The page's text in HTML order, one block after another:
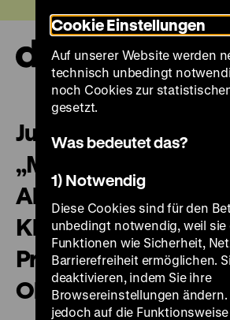
zum
Seiteninhalt
springen
Judith Zimmer:
Alternative zu
Klemmmethoden
Präsentation
Objekte“.
Cookie Einstellungen
Auf unserer Website werden
technisch unbedingt
noch Cookies zur
gesetzt.
Was bedeutet das?
1) Notwendig
Diese Cookies sind für den
unbedingt notwendig, weil
Funktionen wie Sicherheit,
Barrierefreiheit ermöglichen.
deaktivieren, indem Sie ihre
Browsereinstellungen
jedoch auf die